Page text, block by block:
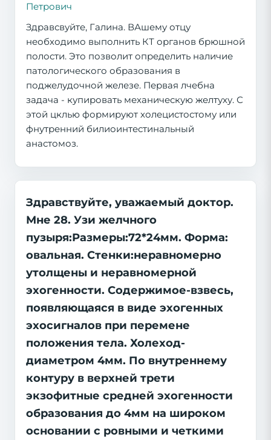
Петрович
Здравсвуйте, Галина. ВАшему отцу
необходимо выполнить КТ органов брюшной
полости. Это позволит определить наличие
патологического образования в
поджелудочной железе. Первая лчебна
задача - купировать механическую желтуху. С
этой цклью формируют холецистостому или
фнутренний билиоинтестинальный
анастомоз.
Здравствуйте, уважаемый доктор.
Мне 28. Узи желчного
пузыря:Размеры:72*24мм. Форма:
овальная. Стенки:неравномерно
утолщены и неравномерной
эхогенности. Содержимое-взвесь,
появляющаяся в виде эхогенных
эхосигналов при перемене
положения тела. Холеход-
диаметром 4мм. По внутреннему
контуру в верхней трети
экзофитные средней эхогенности
образования до 4мм на широком
основании с ровными и четкими